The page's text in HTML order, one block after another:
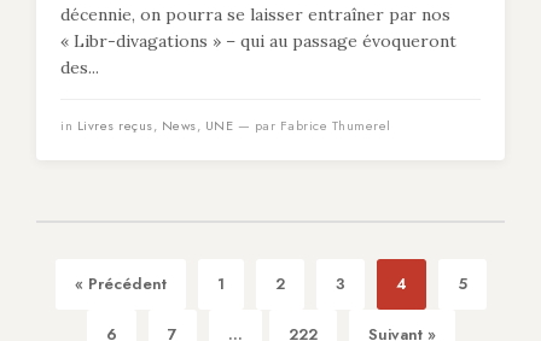
décennie, on pourra se laisser entraîner par nos
« Libr-divagations » – qui au passage évoqueront
des...
in Livres reçus, News, UNE — par Fabrice Thumerel
« Précédent 1 2 3 4 5
6 7 ... 222 Suivant »